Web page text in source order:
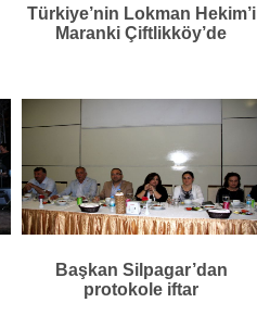
Türkiye’nin Lokman Hekim’i
Maranki Çiftlikköy’de
Başkan Silpagar’dan
protokole iftar